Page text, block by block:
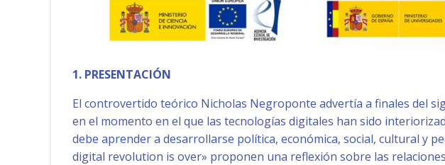
1. PRESENTACIÓN
El controvertido teórico Nicholas Negroponte advertía a finales del
en el momento en el que las tecnologías digitales han sido
debe aprender a desarrollarse política, económica, social, cultural y
digital revolution is over» proponen una reflexión sobre las